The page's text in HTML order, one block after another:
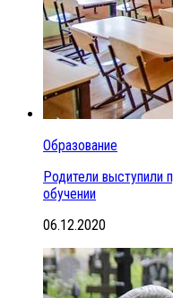
Образование
Родители выступили
обучении
06.12.2020